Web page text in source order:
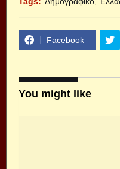
Facebook
You might like